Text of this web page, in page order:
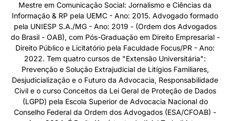
Mestre em Comunicação Social: Jornalismo e Ciências da
Informação & RP pela UEMC - Ano: 2015. Advogado formado
pela UNIESP S.A./MG - Ano: 2019 - (Ordem dos Advogados
do Brasil - OAB), com Pós-Graduação em Direito Empresarial -
Direito Público e Licitatório pela Faculdade Focus/PR - Ano:
2022. Tem quatro cursos de "Extensão Universitária":
Prevenção e Solução Extrajudicial de Litígios Familiares,
Desjudicialização e o Futuro da Advocacia, Responsabilidade
Civil e o curso Conceitos da Lei Geral de Proteção de Dados
(LGPD) pela Escola Superior de Advocacia Nacional do
Conselho Federal da Ordem dos Advogados (ESA/CFOAB) -